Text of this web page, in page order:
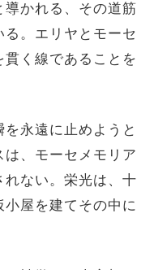
導かれる、その道筋
。エリヤとモーセ
貫く線であることを
永遠に止めようと
は、モーセメモリア
れない。栄光は、十
屋を建てその中に